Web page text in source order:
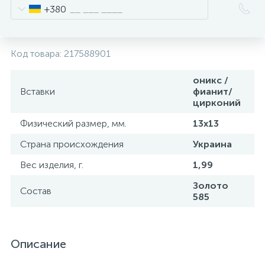
+380
Код товара: 217588901
Вставки
оникс /
фианит/
цирконий
Физический размер, мм.
13х13
Страна происхождения
Украина
Вес изделия, г.
1,99
Состав
Золото
585
Описание